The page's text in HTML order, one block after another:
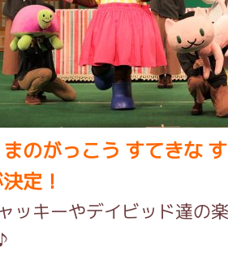
のがっこう すてきな
定！
ッキーやデイビッド達の
みコンテンツ(クイズ・
ッキーズ！
っこう しょくいんしつ
っこう 家庭科部